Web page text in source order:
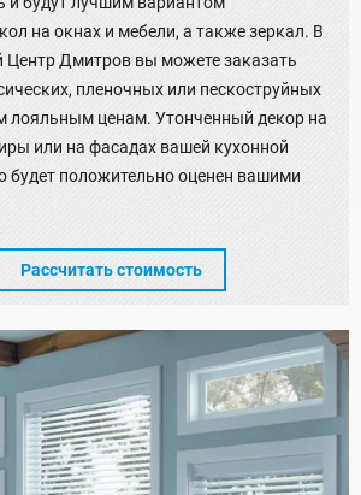
на окнах и мебели, а также зеркал. В
Дмитров вы можете заказать
пленочных или пескоструйных
лояльным ценам. Утонченный декор на
или на фасадах вашей кухонной
будет положительно оценен вашими
Рассчитать стоимость